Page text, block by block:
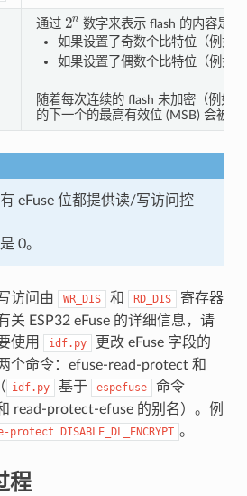
通过
2n
数字来表示 flash 的内容是否
如果设置了奇数个比特位（例如
如果设置了偶数个比特位（例如
随着每次连续的 flash 未加密（例如
的下一个的最高有效位 (MSB) 会被设
eFuse 位都提供读/写访问控
0。
访问由 WR_DIS 和 RD_DIS
寄存器
关 ESP32 eFuse 的详细信息，请
使用 idf.py
更改 eFuse 字段的
个命令：efuse-read-protect 和
idf.py 基于 espefuse
命令
read-protect-efuse 的别名）。例
protect DISABLE_DL_ENCRYPT 。
程